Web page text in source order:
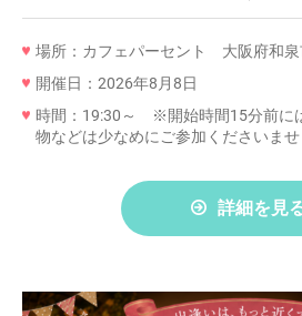
場所：カフェパーセント 大阪府和泉
開催日：2026年8月8日
時間：19:30～ ※開始時間15分前に
物などは少なめにご参加くださいませ
詳細を見